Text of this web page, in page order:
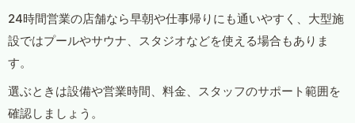
24時間営業の店舗なら早朝や仕事帰りにも通いやすく、大型施
設ではプールやサウナ、スタジオなどを使える場合もありま
す。
選ぶときは設備や営業時間、料金、スタッフのサポート範囲を
確認しましょう。